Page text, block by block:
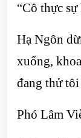
“Cô thực
Hạ Ngôn
xuống,
đang thử
Phó Lâm